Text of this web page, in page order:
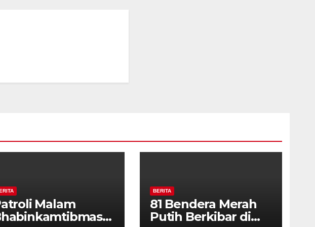
Malam
BERITA
81 Bendera Merah
Putih Berkibar di